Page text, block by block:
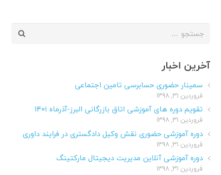
جستجو
آخرین اخبار
سمینار حضوری حسابرسی تامین اجتماعی
فروردین ۳۱, ۱۳۹۸
تقویم دوره های آموزشی اتاق بازرگانی البرز-آذرماه ۱۴۰۱
فروردین ۳۱, ۱۳۹۸
دوره آموزشی حضوری نقش وکیل دادگستری در فرایند داوری
فروردین ۳۱, ۱۳۹۸
دوره آموزشی آنلاین مدیریت دیجیتال مارکتینگ
فروردین ۳۱, ۱۳۹۸